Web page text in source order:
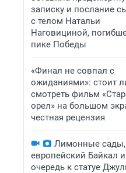
записку и послание
с телом Натальи
Наговициной,
пике Победы
«Финал не совпал с
ожиданиями»: стоит
смотреть фильм
орел» на большом
честная рецензия
Лимонные сады,
европейский Байкал и
очередь к статуе